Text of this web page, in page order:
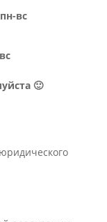
вс
🙂